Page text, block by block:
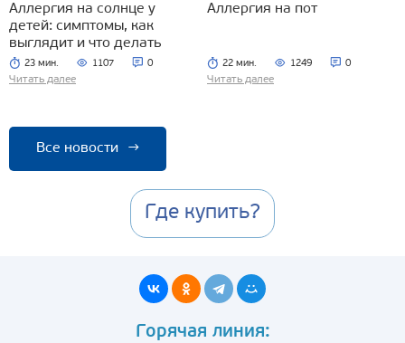
Аллергия на солнце у
детей: симптомы, как
выглядит и что делать
23 мин. 1107 0
Читать далее
Аллергия на пот
22 мин. 1249 0
Читать далее
Все новости →
Где купить?
Горячая линия: